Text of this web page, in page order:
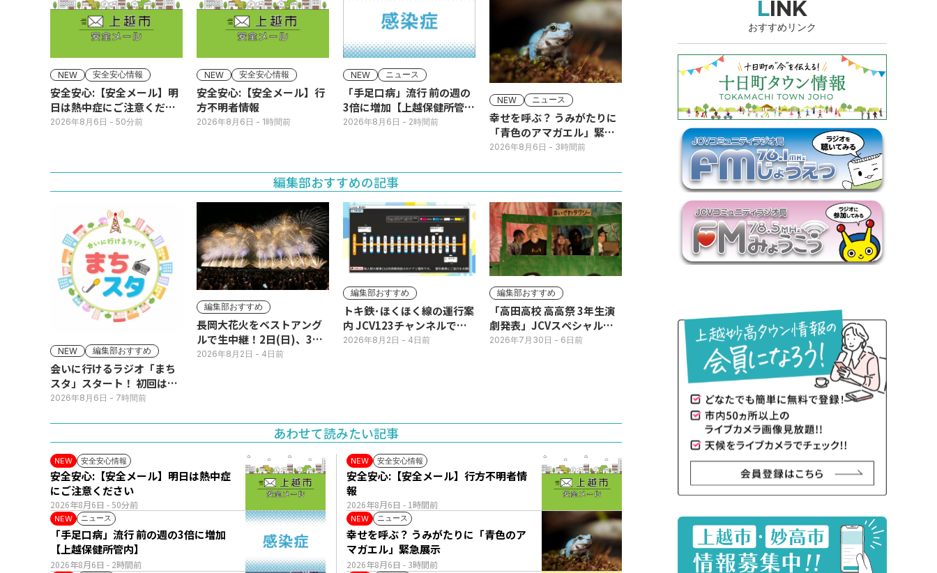
NEW 安全安心情報
安全安心:【安全メール】明
日は熱中症にご注意くださ
い
2026年8月6日 - 50分前
NEW 安全安心情報
安全安心:【安全メール】行
方不明者情報
2026年8月6日 - 1時間前
NEW ニュース
「手足口病」流行 前の週の
3倍に増加【上越保健所管
内】
2026年8月6日 - 2時間前
NEW ニュース
幸せを呼ぶ？ うみがたりに
「青色のアマガエル」緊急
展示
2026年8月6日 - 3時間前
編集部おすすめの記事
NEW 編集部おすすめ
会いに行けるラジオ「まち
スタ」スタート！ 初回は11
日(火･祝) 公開生放送
2026年8月6日 - 7時間前
編集部おすすめ
長岡大花火をベストアング
ルで生中継！2日(日)、3日
(月)
2026年8月2日 - 4日前
編集部おすすめ
トキ鉄･ほくほく線の運行案
内 JCV123チャンネルで平
日毎朝表示
2026年8月2日 - 4日前
編集部おすすめ
「高田高校 高高祭 3年生演
劇発表」JCVスペシャルで
放送中！
2026年7月30日 - 6日前
あわせて読みたい記事
NEW 安全安心情報
2026年8月6日 - 50分前
安全安心:【安全メール】明日は熱中症
にご注意ください
NEW 安全安心情報
2026年8月6日 - 1時間前
安全安心:【安全メール】行方不明者情
報
NEW ニュース
2026年8月6日 - 2時間前
「手足口病」流行 前の週の3倍に増加
【上越保健所管内】
NEW ニュース
2026年8月6日 - 3時間前
幸せを呼ぶ？ うみがたりに「青色のア
マガエル」緊急展示
LINK
おすすめリンク